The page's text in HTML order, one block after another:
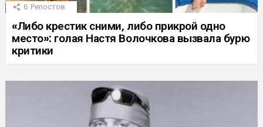
6 Репостов
«Либо крестик сними, либо прикрой одно
место»: голая Настя Волочкова вызвала бурю
критики